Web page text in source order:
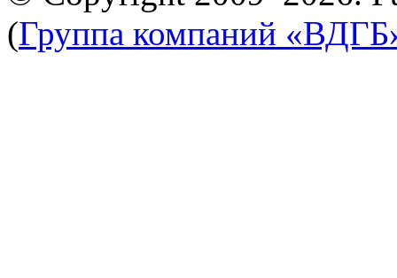
(Группа компаний